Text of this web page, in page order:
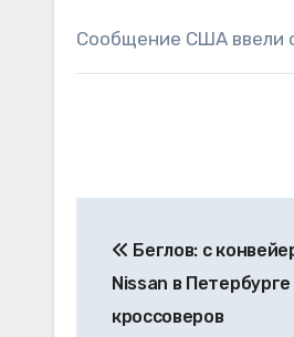
Сообщение США ввели
по
записям
Беглов: с
Nissan в
кроссоверов